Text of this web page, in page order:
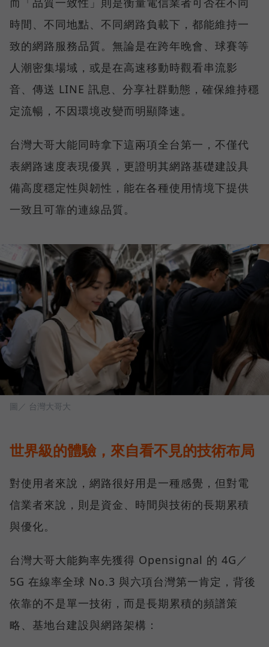
時間、不同地點、不同網路負載下，都能維持一
致的網路服務品質。無論是在跨年晚會、球賽等
人潮密集場域，或是在高速移動時觀看串流影
音、傳送 LINE 訊息、分享社群動態，確保維持穩
定流暢，不因環境改變而明顯降速。
台灣大哥大能同時拿下這兩項全台第一，不僅代
表網路速度表現優異，更證明其網路基礎建設具
備高度穩定性與韌性，能在各種使用情境下提供
一致且可靠的連線品質。
圖／ 台灣大哥大
世界級的體驗，來自看不見的技術布局
對使用者來說，網路很好用是一種感覺，但對電
信業者來說，則是資金、時間與技術的長期累積
與優化。
台灣大哥大能夠率先獲得 Opensignal 的 4G／
5G 在線率全球 No.3 與六項台灣第一肯定，背後
依靠的不是單一技術，而是長期累積的頻譜策
略、基地台建設與網路架構：